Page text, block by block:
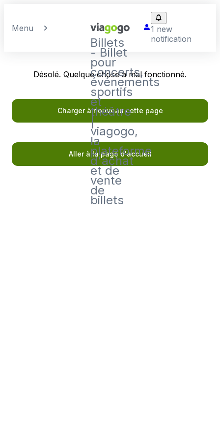
Menu
Billets
- Billet
pour
concerts,
événements
sportifs
et
théâtre
|
viagogo,
la
plateforme
d'achat
et de
vente
de
billets
1 new
notification
Désolé. Quelque chose a mal fonctionné.
Charger à nouveau cette page
Aller à la page d'accueil